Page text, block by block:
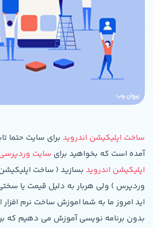
ساخت اپلیکیشن اندروید برای سایت حتما
آمده است که بخواهید برای سایت
اپلیکیشن اندروید بسازید ( ساخت اپلیکیشن
وردپرس ) ولی هربار به دلیل قیمت یا
اید امروز ما به شما اموزش ساخت نرم افزار
بدون برنامه نویسی آموزش می دهیم که